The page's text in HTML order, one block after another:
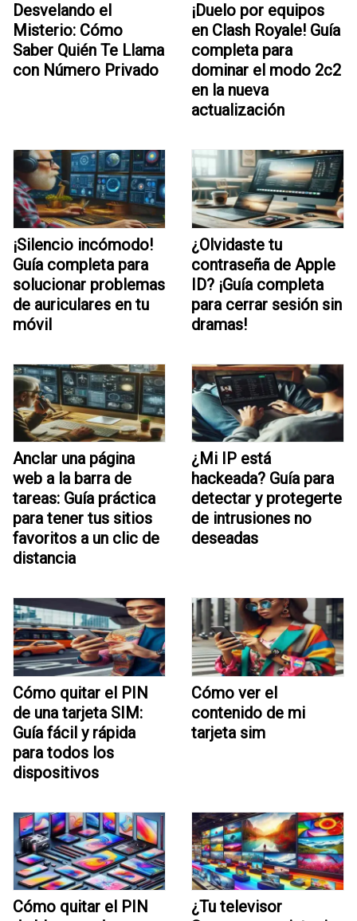
Desvelando el
Misterio: Cómo
Saber Quién Te Llama
con Número Privado
¡Duelo por equipos
en Clash Royale! Guía
completa para
dominar el modo 2c2
en la nueva
actualización
¡Silencio incómodo!
Guía completa para
solucionar problemas
de auriculares en tu
móvil
¿Olvidaste tu
contraseña de Apple
ID? ¡Guía completa
para cerrar sesión sin
dramas!
Anclar una página
web a la barra de
tareas: Guía práctica
para tener tus sitios
favoritos a un clic de
distancia
¿Mi IP está
hackeada? Guía para
detectar y protegerte
de intrusiones no
deseadas
Cómo quitar el PIN
de una tarjeta SIM:
Guía fácil y rápida
para todos los
dispositivos
Cómo ver el
contenido de mi
tarjeta sim
Cómo quitar el PIN
¿Tu televisor